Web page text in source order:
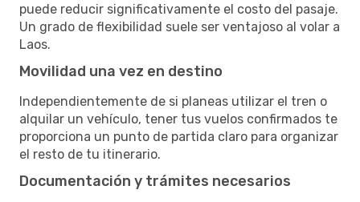
puede reducir significativamente el costo del pasaje.
Un grado de flexibilidad suele ser ventajoso al volar a
Laos.
Movilidad una vez en destino
Independientemente de si planeas utilizar el tren o
alquilar un vehículo, tener tus vuelos confirmados te
proporciona un punto de partida claro para organizar
el resto de tu itinerario.
Documentación y trámites necesarios